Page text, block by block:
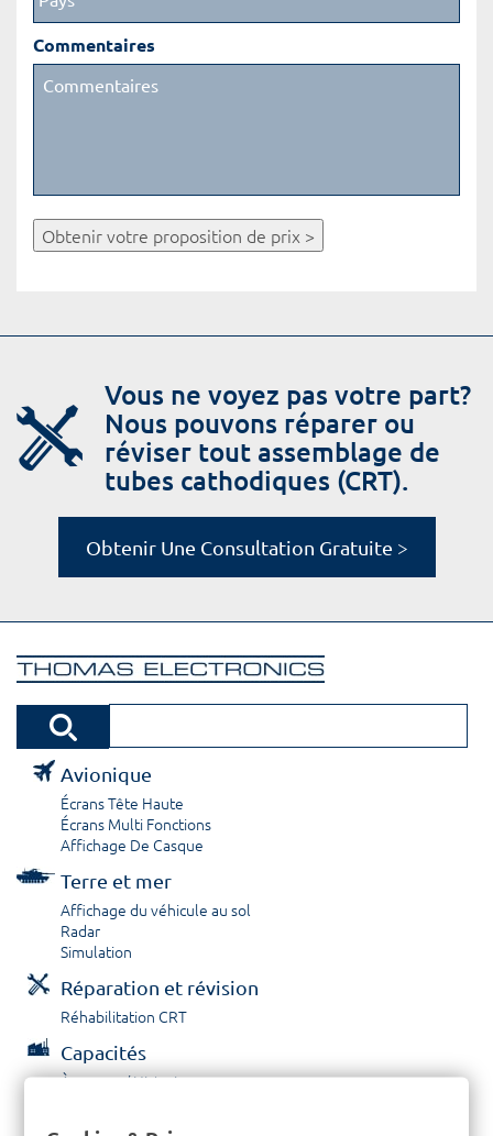
Commentaires
Obtenir votre proposition de prix >
Vous ne voyez pas votre part?
Nous pouvons réparer ou
réviser tout assemblage de
tubes cathodiques (CRT).
Obtenir Une Consultation Gratuite >
Avionique
Écrans Tête Haute
Écrans Multi Fonctions
Affichage De Casque
Terre et mer
Affichage du véhicule au sol
Radar
Simulation
Réparation et révision
Réhabilitation CRT
Capacités
À propos / Historique